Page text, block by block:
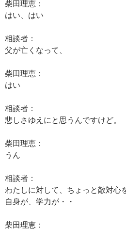
柴田理恵：
はい、はい
相談者：
父が亡くなって、
柴田理恵：
はい
相談者：
悲しさゆえにと思うんですけど。
柴田理恵：
うん
相談者：
わたしに対して、ちょっと敵対心
自身が、学力が・・
柴田理恵：